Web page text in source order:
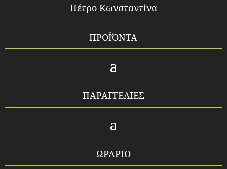
Πέτρο Κωνσταντίνα
ΠΡΟΪΌΝΤΑ
ΠΑΡΑΓΓΕΛΙΕΣ
ΩΡΑΡΙΟ